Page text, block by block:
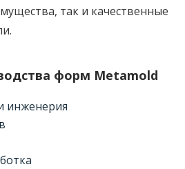
так и качественные
форм Metamold
инженерия